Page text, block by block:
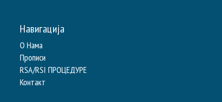
Навигација
О Нама
Прописи
RSA/RSI ПРОЦЕДУРЕ
Контакт